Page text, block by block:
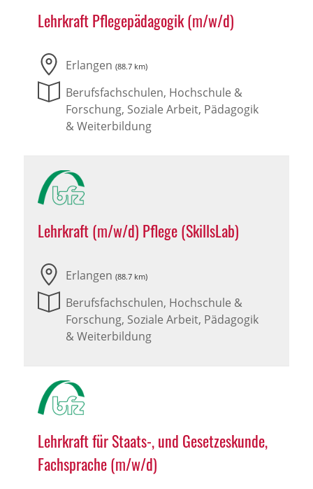
Lehrkraft Pflegepädagogik (m/w/d)
Erlangen (88.7 km)
Berufsfachschulen, Hochschule &
Forschung, Soziale Arbeit, Pädagogik
& Weiterbildung
Lehrkraft (m/w/d) Pflege (SkillsLab)
Erlangen (88.7 km)
Berufsfachschulen, Hochschule &
Forschung, Soziale Arbeit, Pädagogik
& Weiterbildung
Lehrkraft für Staats-, und Gesetzeskunde,
Fachsprache (m/w/d)